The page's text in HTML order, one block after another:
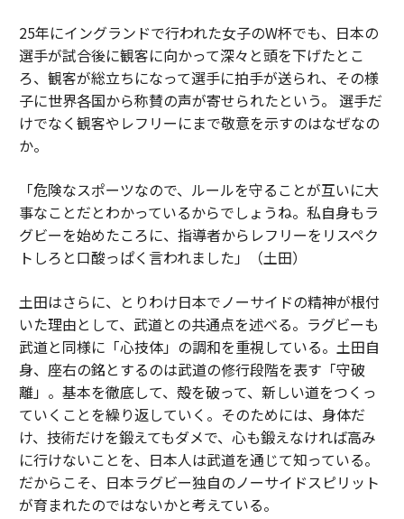
25年にイングランドで行われた女子のW杯でも、日本の
選手が試合後に観客に向かって深々と頭を下げたとこ
ろ、観客が総立ちになって選手に拍手が送られ、その様
子に世界各国から称賛の声が寄せられたという。 選手だ
けでなく観客やレフリーにまで敬意を示すのはなぜなの
か。
「危険なスポーツなので、ルールを守ることが互いに大
事なことだとわかっているからでしょうね。私自身もラ
グビーを始めたころに、指導者からレフリーをリスペク
トしろと口酸っぱく言われました」（土田）
土田はさらに、とりわけ日本でノーサイドの精神が根付
いた理由として、武道との共通点を述べる。ラグビーも
武道と同様に「心技体」の調和を重視している。土田自
身、座右の銘とするのは武道の修行段階を表す「守破
離」。基本を徹底して、殻を破って、新しい道をつくっ
ていくことを繰り返していく。そのためには、身体だ
け、技術だけを鍛えてもダメで、心も鍛えなければ高み
に行けないことを、日本人は武道を通じて知っている。
だからこそ、日本ラグビー独自のノーサイドスピリット
が育まれたのではないかと考えている。